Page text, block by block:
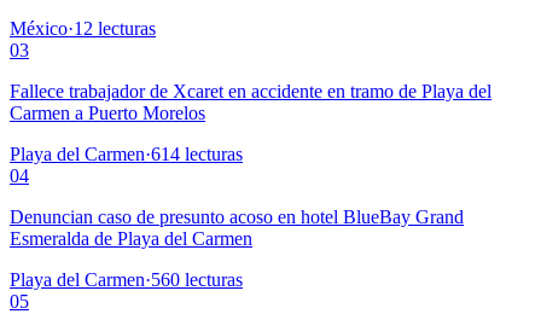
México·12 lecturas
03
Fallece trabajador de Xcaret en accidente en tramo de Playa del
Carmen a Puerto Morelos
Playa del Carmen·614 lecturas
04
Denuncian caso de presunto acoso en hotel BlueBay Grand
Esmeralda de Playa del Carmen
Playa del Carmen·560 lecturas
05